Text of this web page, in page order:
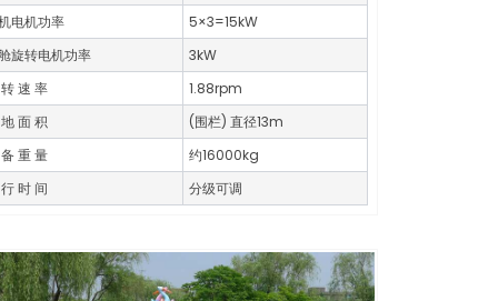
电机功率
5×3=15kW
旋转电机功率
3kW
速 率
1.88rpm
面 积
(围栏) 直径13m
重 量
约16000kg
时 间
分级可调